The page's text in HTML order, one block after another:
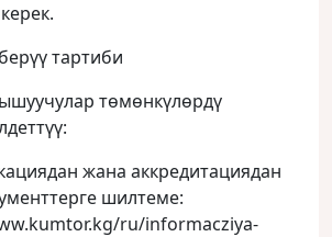
тартиби
төмөнкүлөрдү
жана аккредитациядан
шилтеме:
ru/informacziya-